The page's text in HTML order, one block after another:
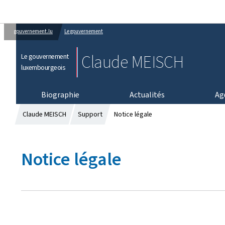
gouvernement.lu Le gouvernement
Le gouvernement
luxembourgeois
Claude MEISCH
Biographie Actualités
Claude MEISCH Support Notice légale
Notice légale